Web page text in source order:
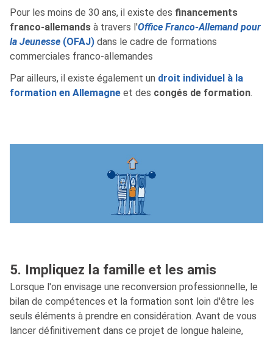
Pour les moins de 30 ans, il existe des financements
franco-allemands à travers l'Office Franco-Allemand pour
la Jeunesse (OFAJ) dans le cadre de formations
commerciales franco-allemandes
Par ailleurs, il existe également un droit individuel à la
formation en Allemagne et des congés de formation.
5. Impliquez la famille et les amis
Lorsque l'on envisage une reconversion professionnelle, le
bilan de compétences et la formation sont loin d'être les
seuls éléments à prendre en considération. Avant de vous
lancer définitivement dans ce projet de longue haleine,